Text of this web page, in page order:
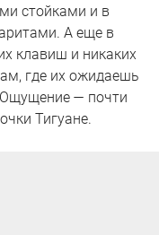
стойками и в
А еще в
клавиш и никаких
где их ожидаешь
Ощущение — почти
Тигуане.